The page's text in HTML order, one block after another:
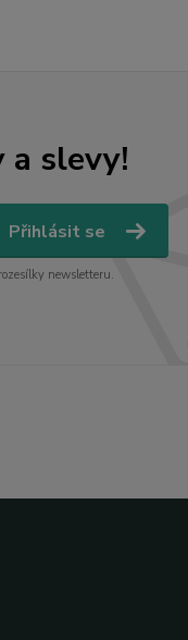
a slevy!
Přihlásit se
newsletteru.